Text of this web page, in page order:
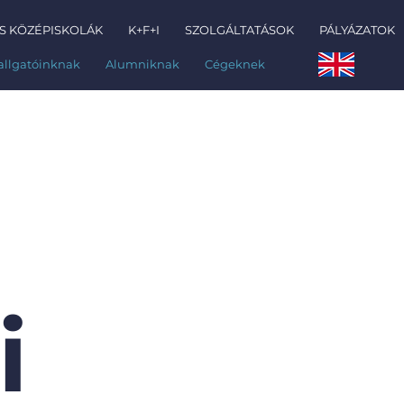
Alumniknak Cégeknek
KÖZÉPISKOLÁK K+F+I SZOLGÁLTATÁSOK PÁLYÁZATOK